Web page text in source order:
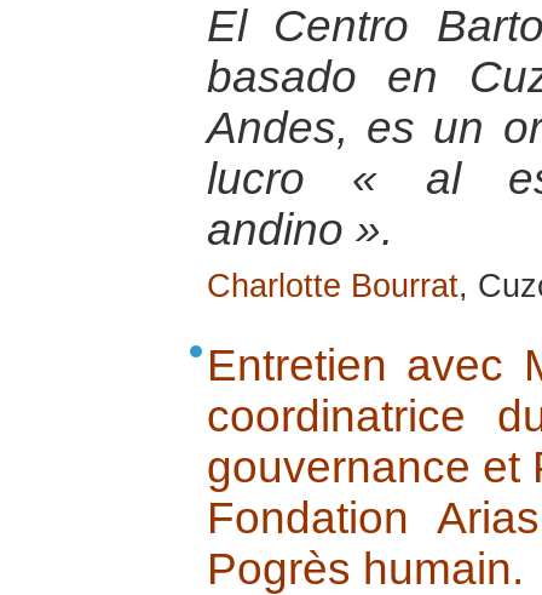
El Centro
basado en
Andes, es un
lucro « al
andino ».
Charlotte Bourrat,
Entretien avec
coordinatrice
gouvernance et
Fondation
Pogrès humain.